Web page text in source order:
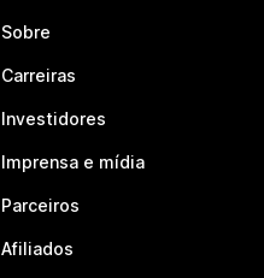
Sobre
Carreiras
Investidores
Imprensa e mídia
Parceiros
Afiliados